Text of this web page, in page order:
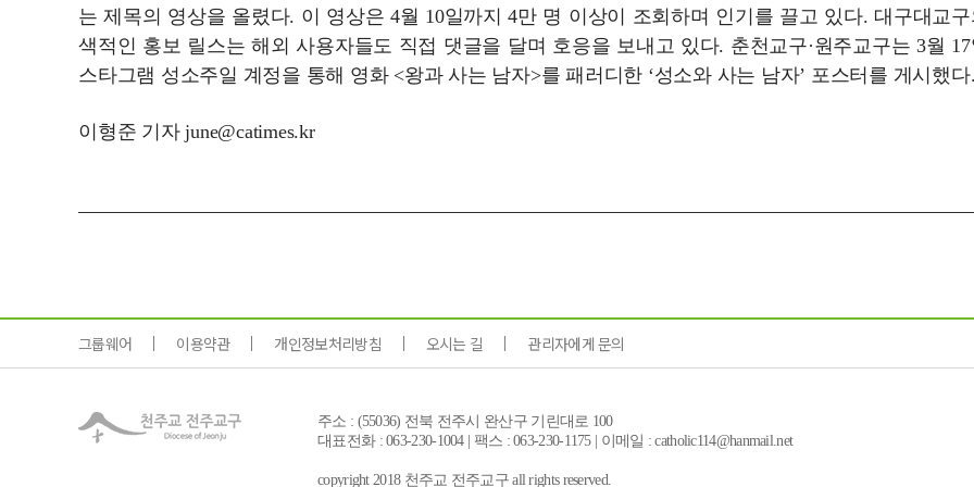
는 제목의 영상을 올렸다. 이 영상은 4월 10일까지 4만 명 이상이 조회하며 인기를 끌고 있다. 대구대교구
색적인 홍보 릴스는 해외 사용자들도 직접 댓글을 달며 호응을 보내고 있다. 춘천교구·원주교구는 3월 17
스타그램 성소주일 계정을 통해 영화 <왕과 사는 남자>를 패러디한 ‘성소와 사는 남자’ 포스터를 게시했다.
이형준 기자 june@catimes.kr
그룹웨어 이용약관 개인정보처리방침 오시는 길 관리자에게 문의
주소 : (55036) 전북 전주시 완산구 기린대로 100
대표전화 : 063-230-1004 | 팩스 : 063-230-1175 | 이메일 : catholic114@hanmail.net
copyright 2018 천주교 전주교구 all rights reserved.